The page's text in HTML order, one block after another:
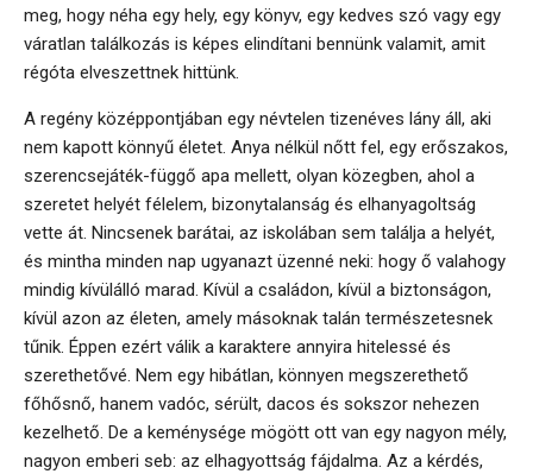
meg, hogy néha egy hely, egy könyv, egy kedves szó vagy egy
váratlan találkozás is képes elindítani bennünk valamit, amit
régóta elveszettnek hittünk.
A regény középpontjában egy névtelen tizenéves lány áll, aki
nem kapott könnyű életet. Anya nélkül nőtt fel, egy erőszakos,
szerencsejáték-függő apa mellett, olyan közegben, ahol a
szeretet helyét félelem, bizonytalanság és elhanyagoltság
vette át. Nincsenek barátai, az iskolában sem találja a helyét,
és mintha minden nap ugyanazt üzenné neki: hogy ő valahogy
mindig kívülálló marad. Kívül a családon, kívül a biztonságon,
kívül azon az életen, amely másoknak talán természetesnek
tűnik. Éppen ezért válik a karaktere annyira hitelessé és
szerethetővé. Nem egy hibátlan, könnyen megszerethető
főhősnő, hanem vadóc, sérült, dacos és sokszor nehezen
kezelhető. De a keménysége mögött ott van egy nagyon mély,
nagyon emberi seb: az elhagyottság fájdalma. Az a kérdés,